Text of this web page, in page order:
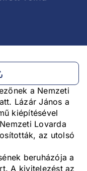
a Nemzeti
Lázár János a
kiépítésével
Lovarda
az utolsó
beruházója a
A kivitelezést az